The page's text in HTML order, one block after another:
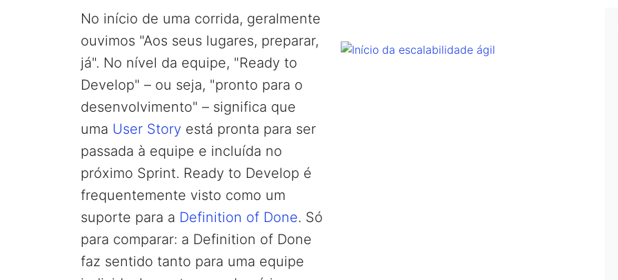
No início de uma corrida, geralmente
ouvimos "Aos seus lugares, preparar,
já". No nível da equipe, "Ready to
Develop" – ou seja, "pronto para o
desenvolvimento" – significa que
uma User Story está pronta para ser
passada à equipe e incluída no
próximo Sprint. Ready to Develop é
frequentemente visto como um
suporte para a Definition of Done. Só
para comparar: a Definition of Done
faz sentido tanto para uma equipe